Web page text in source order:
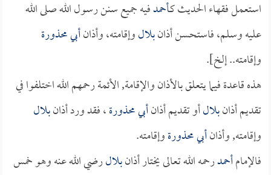
استعمل فقهاء الحديث كـأحمدفيه جميع سنن رسول الله صلى الله
عليه وسلم، فاستحسن أذانبلالوإقامته، وأذانأبي محذورة
وإقامته.. إلخ].
هذه قاعدة فيما يتعلق بالأذان والإقامة, الأئمة رحمهم الله اختلفوا في
تقديم أذانبلالأو تقديم أذانأبي محذورة، فقد ورد أذانبلال
وإقامته, وأذانأبي محذورةوإقامته.
فالإمامأحمدرحمه الله تعالى يختار أذانبلالرضي الله عنه وهو خمس